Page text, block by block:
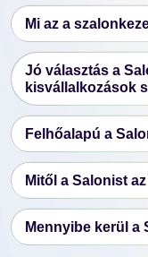
Mi az a
Jó választás a
kisvállalkozások
Felhőalapú a
Mitől a Salonist
Mennyibe kerül a